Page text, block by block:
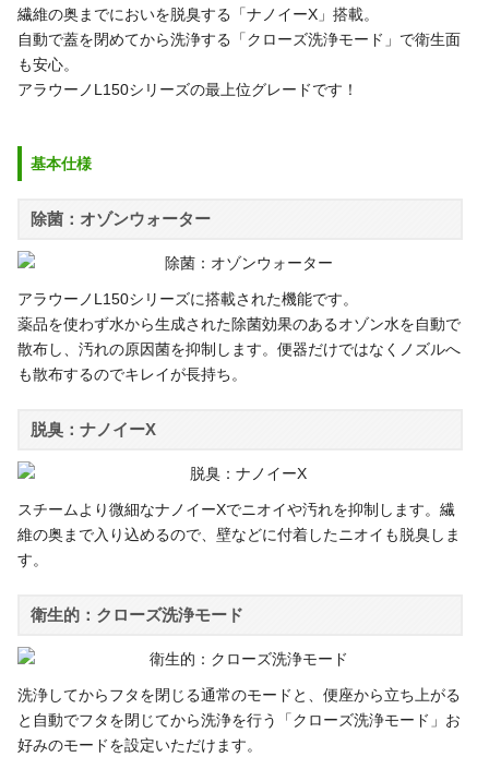
繊維の奥までにおいを脱臭する「ナノイーX」搭載。
自動で蓋を閉めてから洗浄する「クローズ洗浄モード」で衛生面
も安心。
アラウーノL150シリーズの最上位グレードです！
基本仕様
除菌：オゾンウォーター
アラウーノL150シリーズに搭載された機能です。
薬品を使わず水から生成された除菌効果のあるオゾン水を自動で
散布し、汚れの原因菌を抑制します。便器だけではなくノズルへ
も散布するのでキレイが長持ち。
脱臭：ナノイーX
スチームより微細なナノイーXでニオイや汚れを抑制します。繊
維の奥まで入り込めるので、壁などに付着したニオイも脱臭しま
す。
衛生的：クローズ洗浄モード
洗浄してからフタを閉じる通常のモードと、便座から立ち上がる
と自動でフタを閉じてから洗浄を行う「クローズ洗浄モード」お
好みのモードを設定いただけます。